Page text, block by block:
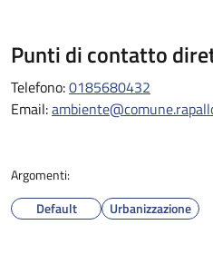
Punti di contatto
Telefono:0185680432
Email:
Argomenti:
Default
Urbanizzazione